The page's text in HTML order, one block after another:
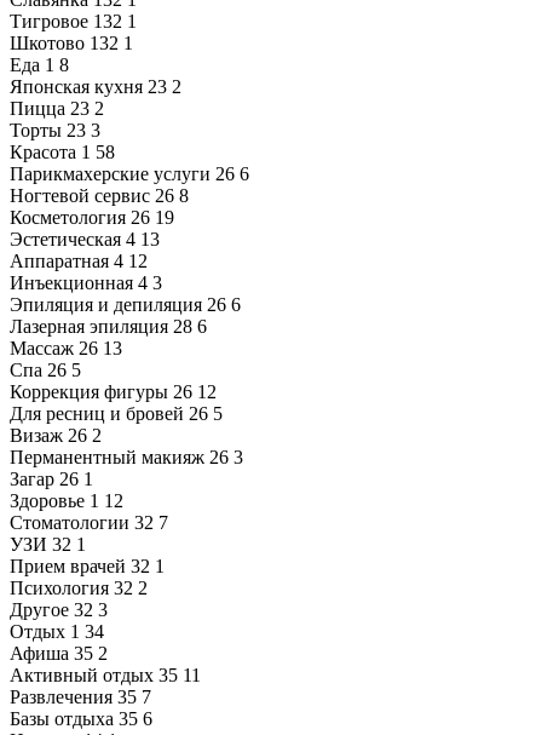
Тигровое 132 1
Шкотово 132 1
Еда 1 8
Японская кухня 23 2
Пицца 23 2
Торты 23 3
Красота 1 58
Парикмахерские услуги 26 6
Ногтевой сервис 26 8
Косметология 26 19
Эстетическая 4 13
Аппаратная 4 12
Инъекционная 4 3
Эпиляция и депиляция 26 6
Лазерная эпиляция 28 6
Массаж 26 13
Спа 26 5
Коррекция фигуры 26 12
Для ресниц и бровей 26 5
Визаж 26 2
Перманентный макияж 26 3
Загар 26 1
Здоровье 1 12
Стоматологии 32 7
УЗИ 32 1
Прием врачей 32 1
Психология 32 2
Другое 32 3
Отдых 1 34
Афиша 35 2
Активный отдых 35 11
Развлечения 35 7
Базы отдыха 35 6